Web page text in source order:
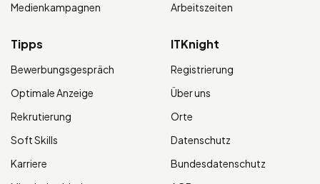
Medienkampagnen
Arbeitszeiten
Tipps
Bewerbungsgespräch
Optimale Anzeige
Rekrutierung
Soft Skills
Karriere
ITKnight
Registrierung
Über uns
Orte
Datenschutz
Bundesdatenschutz